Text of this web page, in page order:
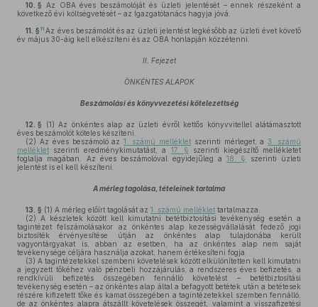
10. § Az OBA éves beszámolóját és üzleti jelentését – ennek részeként a
következő évi költségvetését – az Igazgatótanács hagyja jóvá.
11. § 11 Az éves beszámolót és az üzleti jelentést legkésőbb az üzleti évet követő
év május 30-áig kell elkészíteni és az OBA honlapján közzétenni.
II. Fejezet
ÖNKÉNTES ALAPOK
Beszámolási és könyvvezetési kötelezettség
12. § (1) Az önkéntes alap az üzleti évről kettős könyvvitellel alátámasztott
éves beszámolót köteles készíteni.
(2) Az éves beszámoló az1. számú mellékletszerinti mérleget, a3. számú
melléklet szerinti eredménykimutatást, a 17. § szerinti kiegészítő mellékletet
foglalja magában. Az éves beszámolóval egyidejűleg a18. §
szerinti üzleti
jelentést is el kell készíteni.
A mérleg tagolása, tételeinek tartalma
13. § (1) A mérleg előírt tagolását az 1. számú melléklet tartalmazza.
(2) A készletek között kell kimutatni betétbiztosítási tevékenység esetén a
tagintézet felszámolásakor az önkéntes alap kezességvállalását fedező jogi
biztosíték érvényesítése útján az önkéntes alap tulajdonába került
vagyontárgyakat is, abban az esetben, ha az önkéntes alap nem saját
tevékenysége céljára használja azokat, hanem értékesíteni fogja.
(3) A tagintézetekkel szembeni követelések között elkülönítetten kell kimutatni
a jegyzett tőkéhez való pénzbeli hozzájárulás, a rendszeres éves befizetés, a
rendkívüli befizetés összegében fennálló követelést – betétbiztosítási
tevékenység esetén – az önkéntes alap által a befagyott betétek után a betétesek
részére kifizetett tőke és kamat összegében a tagintézetekkel szemben fennálló,
de az önkéntes alapra átszállt követelések összegét, valamint a visszafizetési